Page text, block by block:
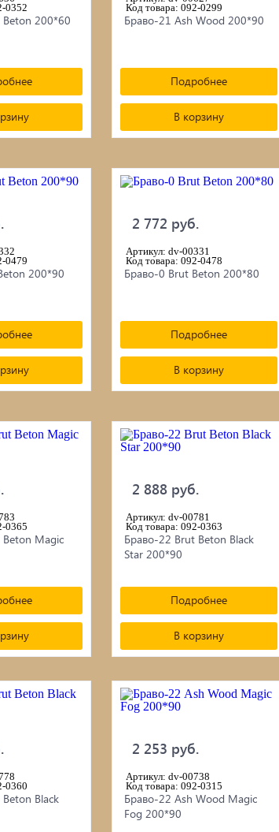
0352
200*60
Код товара: 092-0299
Браво-21 Ash Wood 200*90
Подробнее
В корзину
0479
200*90
2 772 руб.
Артикул: dv-00331
Код товара: 092-0478
Браво-0 Brut Beton 200*80
Подробнее
В корзину
0365
Magic
2 888 руб.
Артикул: dv-00781
Код товара: 092-0363
Браво-22 Brut Beton Black
Star 200*90
Подробнее
В корзину
0360
Black
2 253 руб.
Артикул: dv-00738
Код товара: 092-0315
Браво-22 Ash Wood Magic
Fog 200*90